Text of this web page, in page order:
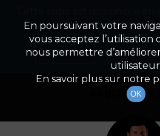
Détail De
FABRICE
En poursuivant votre
vous acceptez l’utilisation
nous permettre
En savoir plus sur notre
OK
Appuyez ci-dessous
Non merci